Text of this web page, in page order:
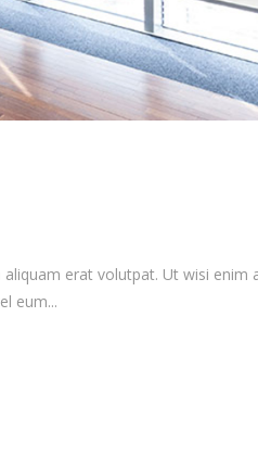
erat volutpat. Ut wisi enim
eum...